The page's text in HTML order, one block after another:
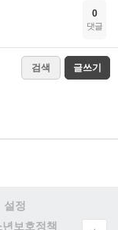
0
댓글
검색 글쓰기
설정
보호정책